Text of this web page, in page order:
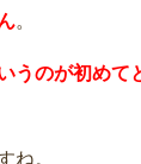
。
うのが初めて
ね。